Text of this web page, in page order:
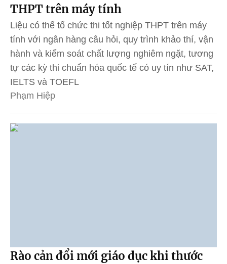
THPT trên máy tính
Liệu có thể tổ chức thi tốt nghiệp THPT trên máy
tính với ngân hàng câu hỏi, quy trình khảo thí, vận
hành và kiểm soát chất lượng nghiêm ngặt, tương
tự các kỳ thi chuẩn hóa quốc tế có uy tín như SAT,
IELTS và TOEFL
Phạm Hiệp
Rào cản đổi mới giáo dục khi thước